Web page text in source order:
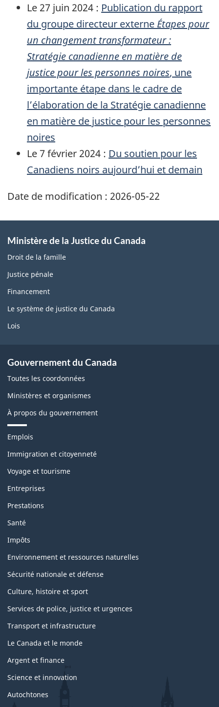
Le 27 juin 2024 : Publication du rapport
du groupe directeur externe Étapes pour
un changement transformateur :
Stratégie canadienne en matière de
justice pour les personnes noires, une
importante étape dans le cadre de
l’élaboration de la Stratégie canadienne
en matière de justice pour les personnes
noires
Le 7 février 2024 : Du soutien pour les
Canadiens noirs aujourd’hui et demain
Date de modification : 2026-05-22
Ministère de la Justice du Canada
Droit de la famille
Justice pénale
Financement
Le système de justice du Canada
Lois
Gouvernement du Canada
Toutes les coordonnées
Ministères et organismes
À propos du gouvernement
T
è
e
e
t
s
u
e
s
Emplois
Immigration et citoyenneté
Voyage et tourisme
Entreprises
Prestations
Santé
Impôts
Environnement et ressources naturelles
Sécurité nationale et défense
Culture, histoire et sport
Services de police, justice et urgences
Transport et infrastructure
Le Canada et le monde
Argent et finance
Science et innovation
Autochtones